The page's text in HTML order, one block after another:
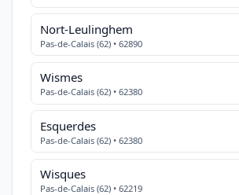
Nort-Leulinghem
Pas-de-Calais (62) • 62890
Wismes
Pas-de-Calais (62) • 62380
Esquerdes
Pas-de-Calais (62) • 62380
Wisques
Pas-de-Calais (62) • 62219